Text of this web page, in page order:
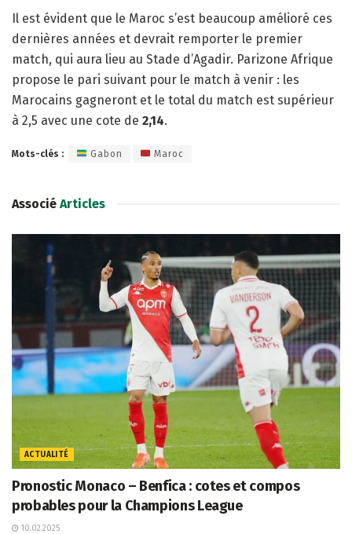
Il est évident que le Maroc s’est beaucoup amélioré ces
dernières années et devrait remporter le premier
match, qui aura lieu au Stade d’Agadir. Parizone Afrique
propose le pari suivant pour le match à venir : les
Marocains gagneront et le total du match est supérieur
à 2,5 avec une cote de 2,14.
Mots-clés : Gabon Maroc
Associé Articles
ACTUALITÉ
Pronostic Monaco – Benfica : cotes et compos
probables pour la Champions League
10.02.2025